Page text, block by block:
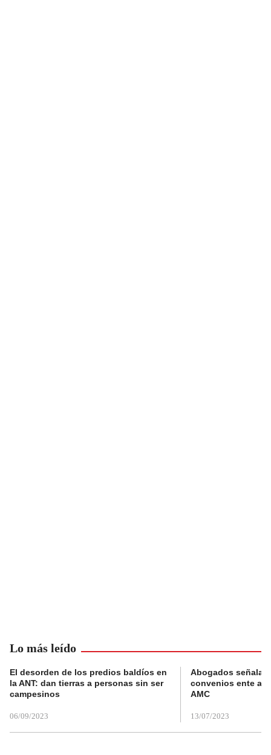
Lo más leído
El desorden de los predios baldíos en
la ANT: dan tierras a personas sin ser
campesinos
06/09/2023
Abogados
convenios ente
AMC
13/07/2023